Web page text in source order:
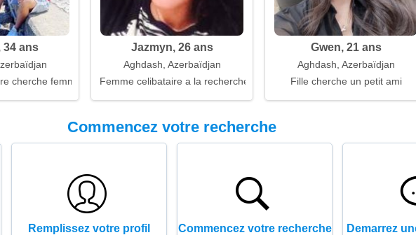
34 ans
cherche femme
Jazmyn, 26 ans
Aghdash, Azerbaïdjan
Femme celibataire a la recherche d'un mari
Gwen, 21 ans
Aghdash, Azerbaïdjan
Fille cherche un petit ami
Commencez votre recherche
Remplissez votre profil Commencez votre recherche Demarrez